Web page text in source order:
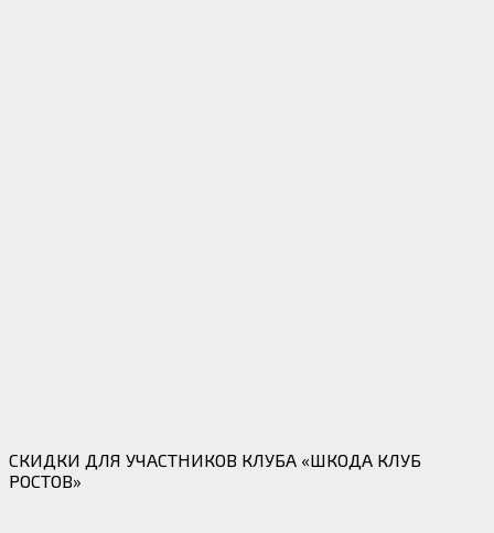
СКИДКИ ДЛЯ УЧАСТНИКОВ КЛУБА «ШКОДА КЛУБ
РОСТОВ»